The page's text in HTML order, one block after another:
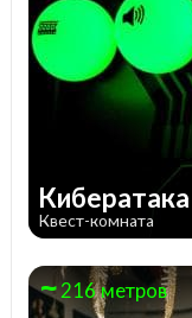
Кибератака
Квест-комната
216 метров